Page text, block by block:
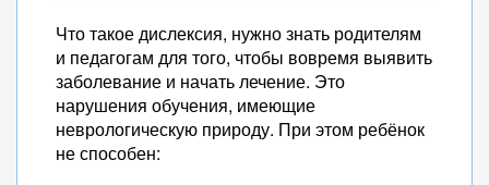
Что такое дислексия, нужно знать родителям
и педагогам для того, чтобы вовремя выявить
заболевание и начать лечение. Это
нарушения обучения, имеющие
неврологическую природу. При этом ребёнок
не способен: